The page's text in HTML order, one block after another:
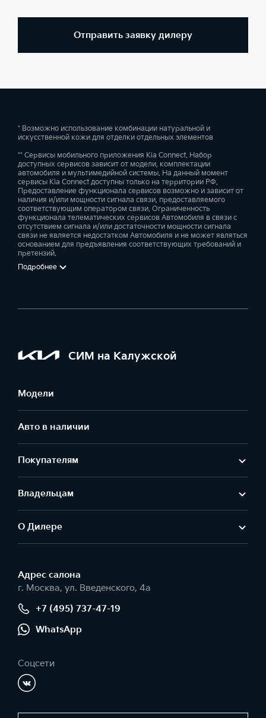
Отправить заявку дилеру
* Возможно использование комбинации натуральной и
искусственной кожи для отделки отдельных элементов
** Сервисы мобильного приложения Kia Connect. Набор
доступных сервисов зависит от модели, комплектации
автомобиля и мультимедийной системы. На данный момент
сервисы Kia Connect доступны только на территории РФ.
Предоставление функционала сервисов возможно и зависит от
наличия и/или мощности сигнала связи, предоставляемого
соответствующим оператором связи. Ограниченность
функционала телематических сервисов Автомобиля в связи с
отсутствием сигнала и/или достаточности мощности сигнала
связи не является недостатком Автомобиля и не может являться
основанием для предъявления соответствующих требований и
претензий.
Подробнее
СИМ на Калужской
Модели
Авто в наличии
Покупателям
Владельцам
О Дилере
Адрес салонa
г. Москва, ул. Введенского, 4а
+7 (495) 737-47-19
WhatsApp
Соцсети